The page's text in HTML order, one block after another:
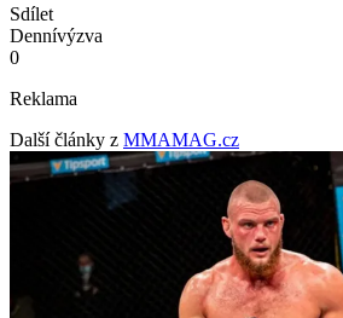
Sdílet
Dennívýzva
0
Reklama
Další články z MMAMAG.cz